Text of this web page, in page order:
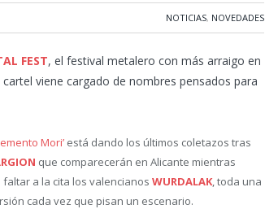
NOTICIAS, NOVEDADES
FEST, el festival metalero con más arraigo en
viene cargado de nombres pensados para
Mori’ está dando los últimos coletazos tras
que comparecerán en Alicante mientras
a la cita los valencianos WURDALAK, toda una
cada vez que pisan un escenario.